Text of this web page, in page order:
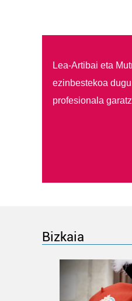
Lea-Artibai eta
ezinbestekoa
profesionala
Bizkaia